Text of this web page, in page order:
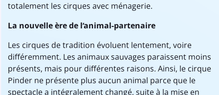
totalement les cirques avec ménagerie.
La nouvelle ère de l’animal-partenaire
Les cirques de tradition évoluent lentement, voire
différemment. Les animaux sauvages paraissent moins
présents, mais pour différentes raisons. Ainsi, le cirque
Pinder ne présente plus aucun animal parce que le
spectacle a intégralement changé, suite à la mise en